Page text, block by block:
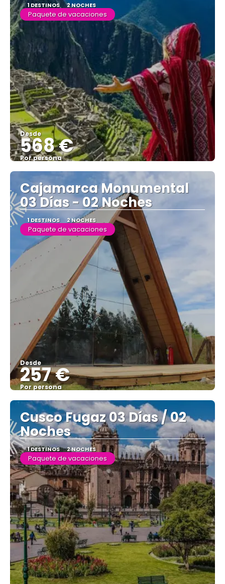
1 DESTINOS 2 NOCHES
Paquete de vacaciones
Desde
568 €
Por persona
Ver
Cajamarca Monumental
03 Días - 02 Noches
1 DESTINOS 2 NOCHES
Paquete de vacaciones
Desde
257 €
Por persona
Ver
Cusco Fugaz 03 Días / 02
Noches
1 DESTINOS 2 NOCHES
Paquete de vacaciones